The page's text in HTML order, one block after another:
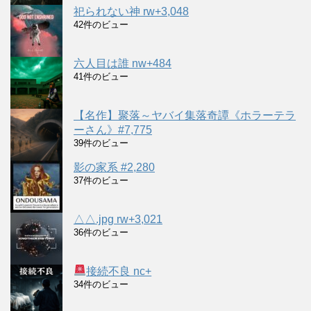
祀られない神 rw+3,048
42件のビュー
六人目は誰 nw+484
41件のビュー
【名作】聚落～ヤバイ集落奇譚《ホラーテラ
ーさん》#7,775
39件のビュー
影の家系 #2,280
37件のビュー
△△.jpg rw+3,021
36件のビュー
接続不良 nc+
34件のビュー